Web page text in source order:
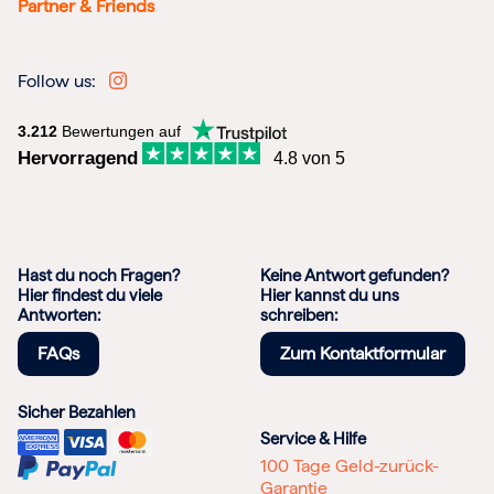
Partner & Friends
Follow us:
3.212 Bewertungen auf
Hervorragend 4.8 von 5
Hast du noch Fragen?
Hier findest du viele
Antworten:
FAQs
Keine Antwort gefunden?
Hier kannst du uns
schreiben:
Zum Kontaktformular
Sicher Bezahlen
Service & Hilfe
100 Tage Geld-zurück-
Garantie